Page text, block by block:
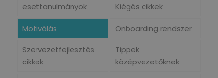
esettanulmányok
Kiégés cikkek
Motiválás Onboarding rendszer
Szervezetfejlesztés
cikkek
Tippek
középvezetőknek